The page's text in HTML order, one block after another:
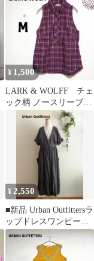
【S】 カーキ
¥ 1,500
LARK & WOLFF チェ
ック柄 ノースリーブシ
ャツ M スティーブン
¥ 2,550
■新品 Urban Outfittersラ
ップドレスワンピース
リネンブレンド